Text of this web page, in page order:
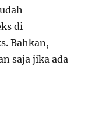
di
Bahkan,
saja jika ada